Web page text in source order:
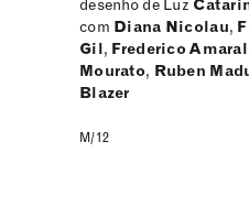
desenho de Luz
com Diana Nicolau,
Gil, Frederico Amaral
Mourato, Ruben
Blazer
M/12